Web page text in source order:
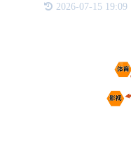
码防伪营销系统连
2026-07-15 19:09